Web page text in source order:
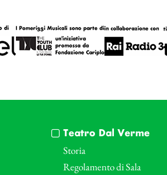
Teatro Dal Verme
Storia
Regolamento di Sala